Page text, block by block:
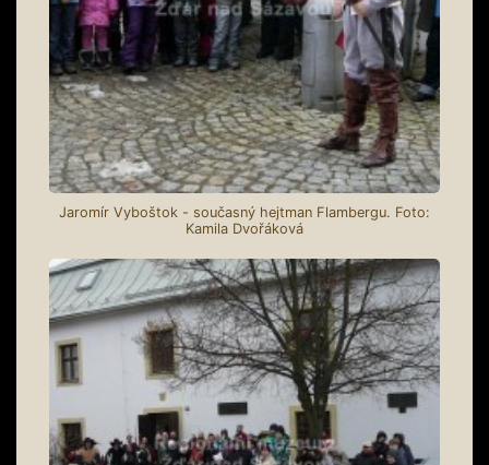
Jaromír Vyboštok - současný hejtman Flambergu. Foto:
Kamila Dvořáková